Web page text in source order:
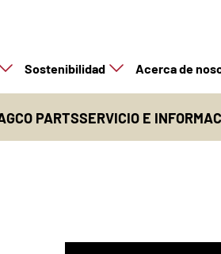
Sostenibilidad Acerca de
PARTSSERVICIO E